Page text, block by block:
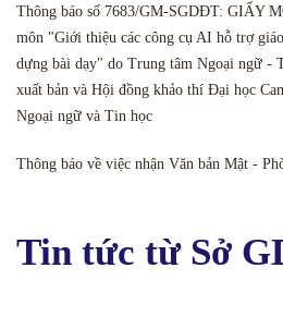
Thông báo số 7683/GM-SGDĐT: GIẤY
môn "Giới thiệu các công cụ AI hỗ trợ
dựng bài dạy" do Trung tâm Ngoại ngữ -
xuất bản và Hội đồng khảo thí Đại học
Ngoại ngữ và Tin học
Thông báo về việc nhận Văn bản Mật -
Tin tức từ Sở